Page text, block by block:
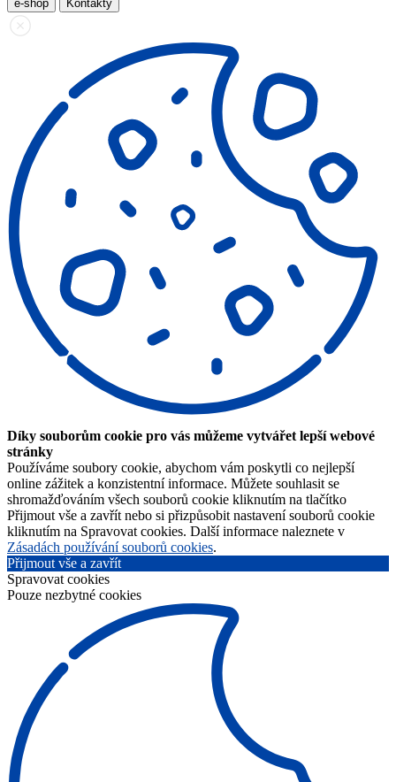
e-shop Kontakty
Díky souborům cookie pro vás můžeme vytvářet lepší webové
stránky
Používáme soubory cookie, abychom vám poskytli co nejlepší
online zážitek a konzistentní informace. Můžete souhlasit se
shromažďováním všech souborů cookie kliknutím na tlačítko
Přijmout vše a zavřít nebo si přizpůsobit nastavení souborů cookie
kliknutím na Spravovat cookies. Další informace naleznete v
Zásadách používání souborů cookies.
Přijmout vše a zavřít
Spravovat cookies
Pouze nezbytné cookies